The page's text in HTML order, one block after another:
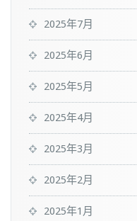
2025年7月
2025年6月
2025年5月
2025年4月
2025年3月
2025年2月
2025年1月